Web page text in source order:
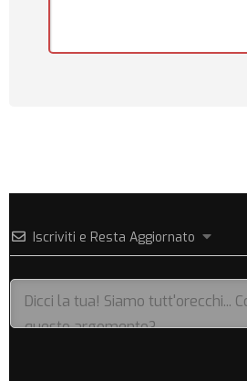
Iscriviti e Resta Aggiornato